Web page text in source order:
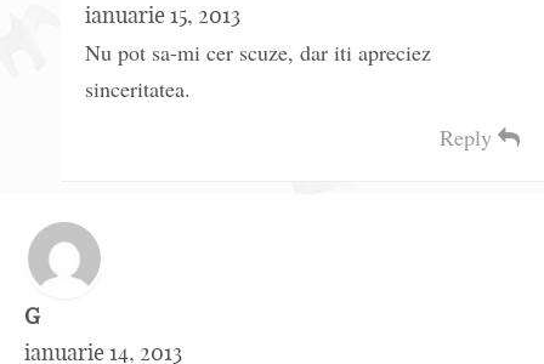
ianuarie 15, 2013
Nu pot sa-mi cer scuze, dar iti apreciez
sinceritatea.
Reply
G
ianuarie 14, 2013